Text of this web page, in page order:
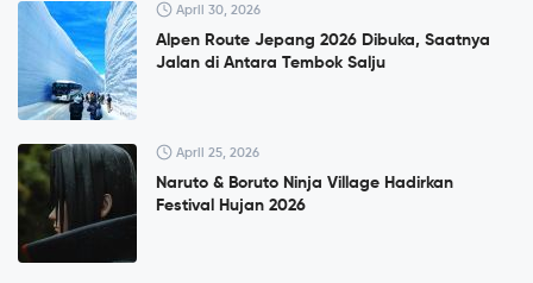
April 30, 2026
Alpen Route Jepang 2026 Dibuka, Saatnya
Jalan di Antara Tembok Salju
April 25, 2026
Naruto & Boruto Ninja Village Hadirkan
Festival Hujan 2026